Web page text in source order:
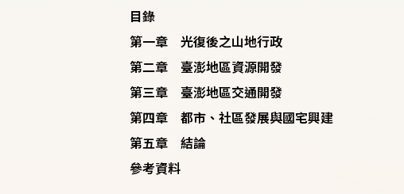
目錄
第一章 光復後之山地行政
第二章 臺澎地區資源開發
第三章 臺澎地區交通開發
第四章 都市、社區發展與國宅興建
第五章 結論
參考資料